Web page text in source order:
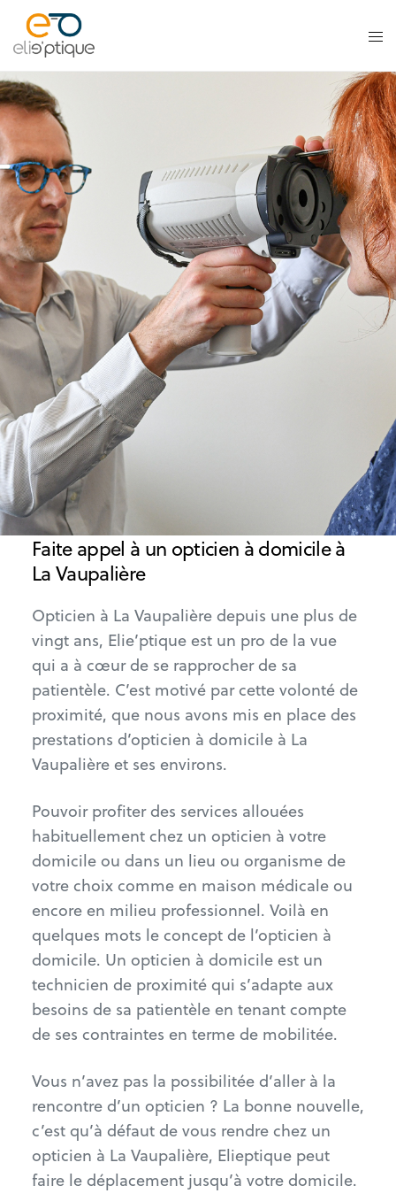
Faite appel à un opticien à domicile à
La Vaupalière
Opticien à La Vaupalière depuis une plus de
vingt ans, Elie’ptique est un pro de la vue
qui a à cœur de se rapprocher de sa
patientèle. C’est motivé par cette volonté de
proximité, que nous avons mis en place des
prestations d’opticien à domicile à La
Vaupalière et ses environs.
Pouvoir profiter des services allouées
habituellement chez un opticien à votre
domicile ou dans un lieu ou organisme de
votre choix comme en maison médicale ou
encore en milieu professionnel. Voilà en
quelques mots le concept de l’opticien à
domicile. Un opticien à domicile est un
technicien de proximité qui s’adapte aux
besoins de sa patientèle en tenant compte
de ses contraintes en terme de mobilitée.
Vous n’avez pas la possibilitée d’aller à la
rencontre d’un opticien ? La bonne nouvelle,
c’est qu’à défaut de vous rendre chez un
opticien à La Vaupalière, Elieptique peut
faire le déplacement jusqu’à votre domicile.